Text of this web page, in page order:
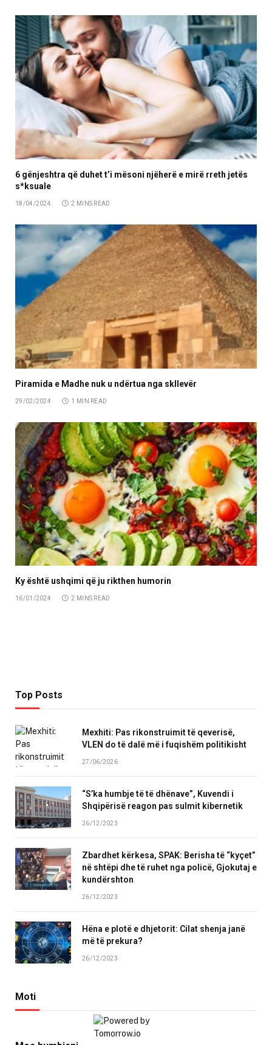
6 gënjeshtra që duhet t’i mësoni njëherë e mirë rreth jetës
s*ksuale
18/04/2024 2 MINS READ
Piramida e Madhe nuk u ndërtua nga skllevër
29/02/2024 1 MIN READ
Ky është ushqimi që ju rikthen humorin
16/01/2024 2 MINS READ
Top Posts
Mexhiti: Pas rikonstruimit të qeverisë,
VLEN do të dalë më i fuqishëm politikisht
27/06/2026
“S’ka humbje të të dhënave”, Kuvendi i
Shqipërisë reagon pas sulmit kibernetik
26/12/2023
Zbardhet kërkesa, SPAK: Berisha të “kyçet”
në shtëpi dhe të ruhet nga policë, Gjokutaj e
kundërshton
26/12/2023
Hëna e plotë e dhjetorit: Cilat shenja janë
më të prekura?
26/12/2023
Moti